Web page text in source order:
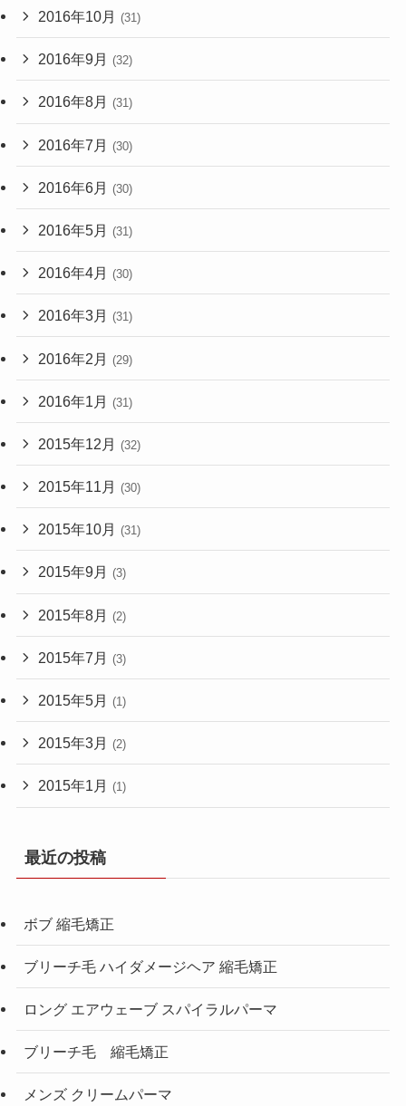
2016年10月 (31)
2016年9月 (32)
2016年8月 (31)
2016年7月 (30)
2016年6月 (30)
2016年5月 (31)
2016年4月 (30)
2016年3月 (31)
2016年2月 (29)
2016年1月 (31)
2015年12月 (32)
2015年11月 (30)
2015年10月 (31)
2015年9月 (3)
2015年8月 (2)
2015年7月 (3)
2015年5月 (1)
2015年3月 (2)
2015年1月 (1)
最近の投稿
ボブ 縮毛矯正
ブリーチ毛 ハイダメージヘア 縮毛矯正
ロング エアウェーブ スパイラルパーマ
ブリーチ毛 縮毛矯正
メンズ クリームパーマ